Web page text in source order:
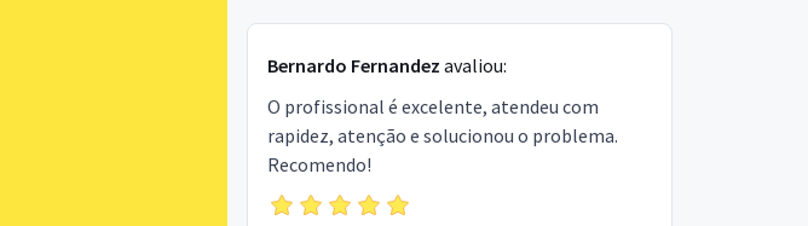
Bernardo Fernandez avaliou:
O profissional é excelente, atendeu com
rapidez, atenção e solucionou o problema.
Recomendo!